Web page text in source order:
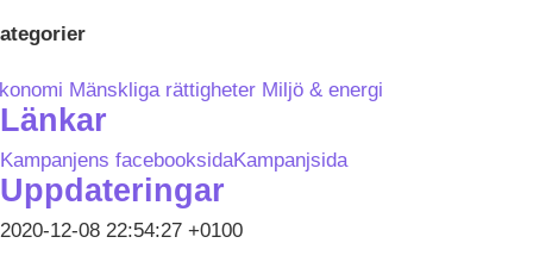
Mänskliga rättigheter Miljö & energi
Länkar
Kampanjens facebooksidaKampanjsida
Uppdateringar
2020-12-08 22:54:27 +0100